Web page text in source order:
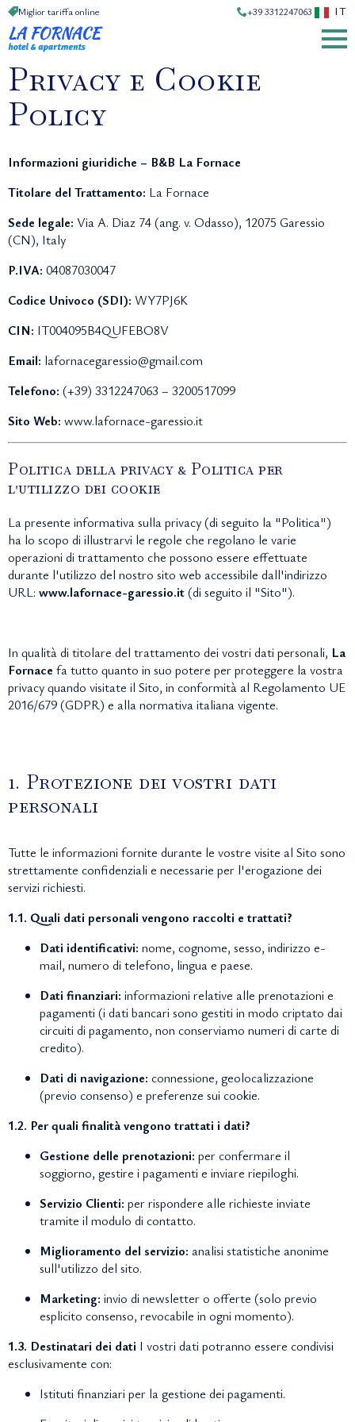
Miglior tariffa online +39 3312247063 IT
Privacy e Cookie
Policy
Informazioni giuridiche – B&B La Fornace
Titolare del Trattamento: La Fornace
Sede legale: Via A. Diaz 74 (ang. v. Odasso), 12075 Garessio
(CN), Italy
P.IVA: 04087030047
Codice Univoco (SDI): WY7PJ6K
CIN: IT004095B4QUFEBO8V
Email: lafornacegaressio@gmail.com
Telefono: (+39) 3312247063 – 3200517099
Sito Web: www.lafornace-garessio.it
Politica della privacy & Politica per
l'utilizzo dei cookie
La presente informativa sulla privacy (di seguito la "Politica")
ha lo scopo di illustrarvi le regole che regolano le varie
operazioni di trattamento che possono essere effettuate
durante l'utilizzo del nostro sito web accessibile dall'indirizzo
URL: www.lafornace-garessio.it(di seguito il "Sito").
In qualità di titolare del trattamento dei vostri dati personali, La
Fornace fa tutto quanto in suo potere per proteggere la vostra
privacy quando visitate il Sito, in conformità al Regolamento UE
2016/679 (GDPR) e alla normativa italiana vigente.
1. Protezione dei vostri dati
personali
Tutte le informazioni fornite durante le vostre visite al Sito sono
strettamente confidenziali e necessarie per l'erogazione dei
servizi richiesti.
1.1. Quali dati personali vengono raccolti e trattati?
Dati identificativi: nome, cognome, sesso, indirizzo e-
mail, numero di telefono, lingua e paese.
Dati finanziari: informazioni relative alle prenotazioni e
pagamenti (i dati bancari sono gestiti in modo criptato dai
circuiti di pagamento, non conserviamo numeri di carte di
credito).
Dati di navigazione: connessione, geolocalizzazione
(previo consenso) e preferenze sui cookie.
1.2. Per quali finalità vengono trattati i dati?
Gestione delle prenotazioni: per confermare il
soggiorno, gestire i pagamenti e inviare riepiloghi.
Servizio Clienti: per rispondere alle richieste inviate
tramite il modulo di contatto.
Miglioramento del servizio: analisi statistiche anonime
sull'utilizzo del sito.
Marketing: invio di newsletter o offerte (solo previo
esplicito consenso, revocabile in ogni momento).
1.3. Destinatari dei dati I vostri dati potranno essere condivisi
esclusivamente con:
Istituti finanziari per la gestione dei pagamenti.